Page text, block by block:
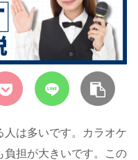
人は多いです。カラオケ
負担が大きいです。この